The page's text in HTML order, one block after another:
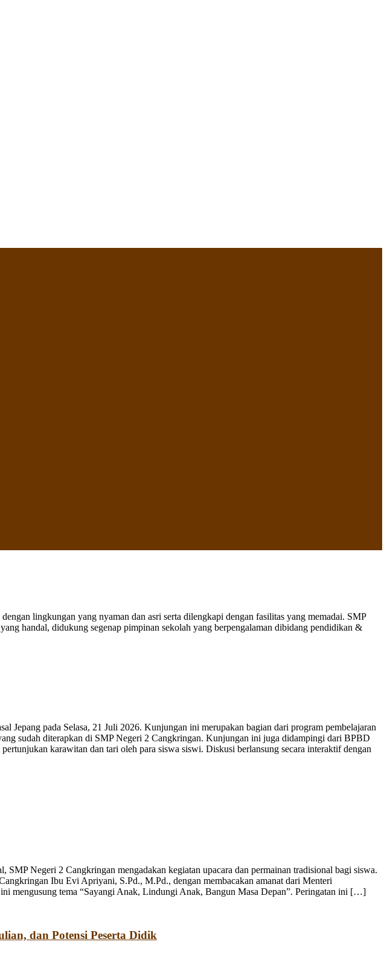
lingkungan yang nyaman dan asri serta dilengkapi dengan fasilitas yang memadai. SMP
handal, didukung segenap pimpinan sekolah yang berpengalaman dibidang pendidikan &
Jepang pada Selasa, 21 Juli 2026. Kunjungan ini merupakan bagian dari program pembelajaran
sudah diterapkan di SMP Negeri 2 Cangkringan. Kunjungan ini juga didampingi dari BPBD
karawitan dan tari oleh para siswa siswi. Diskusi berlansung secara interaktif dengan
Negeri 2 Cangkringan mengadakan kegiatan upacara dan permainan tradisional bagi siswa.
Ibu Evi Apriyani, S.Pd., M.Pd., dengan membacakan amanat dari Menteri
mengusung tema “Sayangi Anak, Lindungi Anak, Bangun Masa Depan”. Peringatan ini […]
dan Potensi Peserta Didik